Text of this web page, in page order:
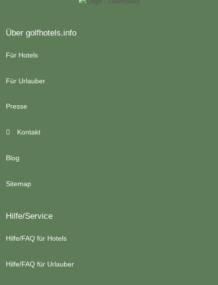
Über golfhotels.info
Für Hotels
Für Urlauber
Presse
Kontakt
Blog
Sitemap
Hilfe/Service
Hilfe/FAQ für Hotels
Hilfe/FAQ für Urlauber